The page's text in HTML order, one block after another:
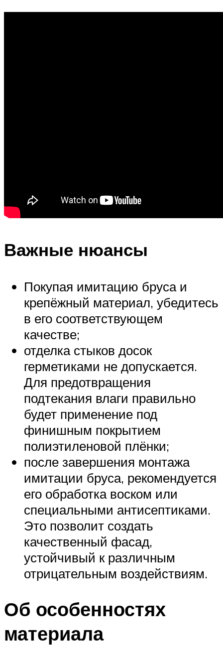
Важные нюансы
Покупая имитацию бруса и
крепёжный материал, убедитесь
в его соответствующем
качестве;
отделка стыков досок
герметиками не допускается.
Для предотвращения
подтекания влаги правильно
будет применение под
финишным покрытием
полиэтиленовой плёнки;
после завершения монтажа
имитации бруса, рекомендуется
его обработка воском или
специальными антисептиками.
Это позволит создать
качественный фасад,
устойчивый к различным
отрицательным воздействиям.
Об особенностях
материала